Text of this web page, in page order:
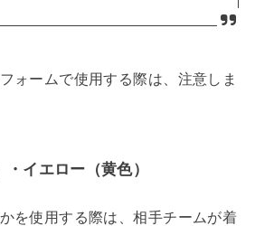
ォームで使用する際は、注意しま
イエロー（黄色）
を使用する際は、相手チームが着